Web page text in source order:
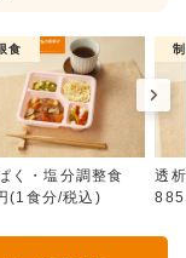
食
く・塩分調整食
(1食分/税込)
透析